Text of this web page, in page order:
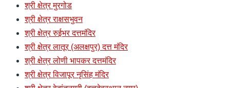
श्री क्षेत्र मुरगोड
श्री क्षेत्र राक्षसभुवन
श्री क्षेत्र रुईभर दत्तमंदिर
श्री क्षेत्र लातूर (अलक्षपुर) दत्त मंदिर
श्री क्षेत्र लोणी भापकर दत्तमंदिर
श्री क्षेत्र विजापूर नृसिंह मंदिर